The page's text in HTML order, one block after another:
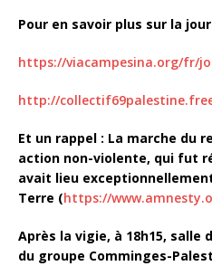
Pour en savoir plus sur la
https://viacampesina.org/fr/
http://
Et un rappel : La marche du
action non-violente, qui fut
avait lieu
Terre (https://
Après la vigie, à 18h15, salle
du groupe Comminges-